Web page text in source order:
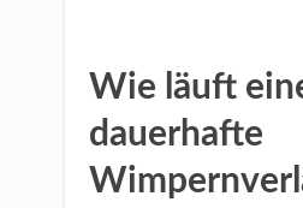
Wie läuft
dauerhafte